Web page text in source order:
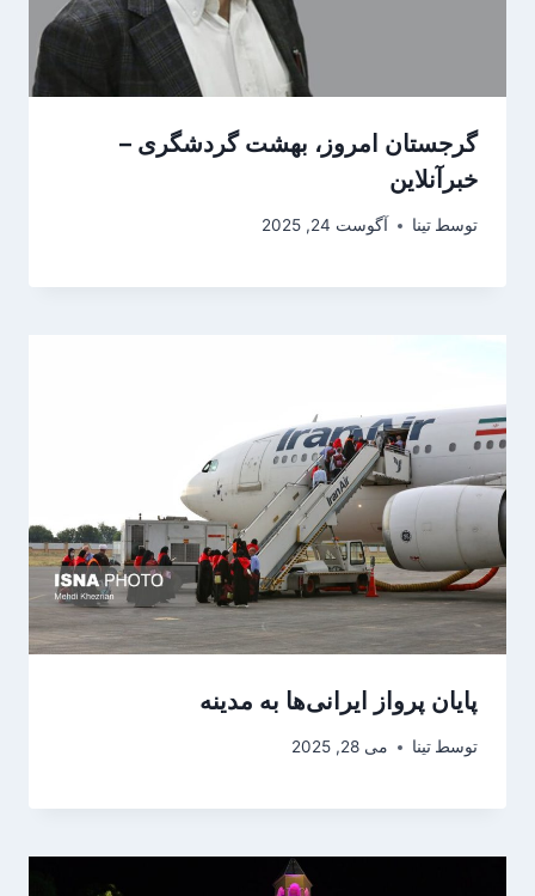
گرجستان امروز، بهشت گردشگری –
خبرآنلاین
توسط تینا آگوست 24, 2025
پایان پرواز ایرانی‌ها به مدینه
توسط تینا می 28, 2025